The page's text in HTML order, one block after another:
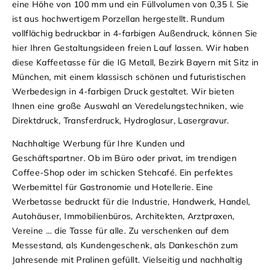
eine Höhe von 100 mm und ein Füllvolumen von 0,35 l. Sie
ist aus hochwertigem Porzellan hergestellt. Rundum
vollflächig bedruckbar in 4-farbigen Außendruck, können Sie
hier Ihren Gestaltungsideen freien Lauf lassen. Wir haben
diese Kaffeetasse für die IG Metall, Bezirk Bayern mit Sitz in
München, mit einem klassisch schönen und futuristischen
Werbedesign in 4-farbigen Druck gestaltet. Wir bieten
Ihnen eine große Auswahl an Veredelungstechniken, wie
Direktdruck, Transferdruck, Hydroglasur, Lasergravur.
Nachhaltige Werbung für Ihre Kunden und
Geschäftspartner. Ob im Büro oder privat, im trendigen
Coffee-Shop oder im schicken Stehcafé. Ein perfektes
Werbemittel für Gastronomie und Hotellerie. Eine
Werbetasse bedruckt für die Industrie, Handwerk, Handel,
Autohäuser, Immobilienbüros, Architekten, Arztpraxen,
Vereine … die Tasse für alle. Zu verschenken auf dem
Messestand, als Kundengeschenk, als Dankeschön zum
Jahresende mit Pralinen gefüllt. Vielseitig und nachhaltig